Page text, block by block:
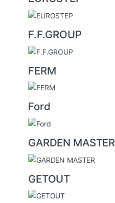
F.F.GROUP
FERM
Ford
GARDEN MASTER
GETOUT